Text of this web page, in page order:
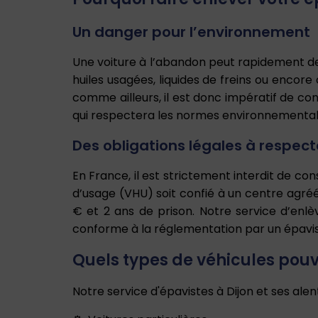
Un danger pour l’environnement
Une voiture à l’abandon peut rapidement
huiles usagées, liquides de freins ou
comme ailleurs, il est donc impératif de
qui respectera les normes
Des obligations légales à
En France, il est strictement interdit de
d’usage (VHU) soit confié à un centre
€ et 2 ans de prison. Notre service
conforme à la réglementation par un
Quels types de véhicules
Notre service d'épavistes à Dijon et ses